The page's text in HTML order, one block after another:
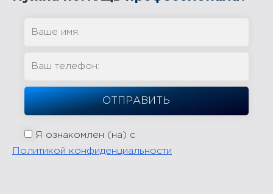
Я ознакомлен (на) с
Политикой конфиденциальности